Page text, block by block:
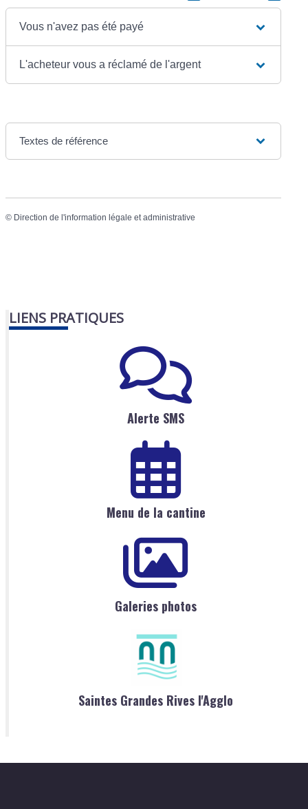
Vous n'avez pas été payé
L'acheteur vous a réclamé de l'argent
Textes de référence
© Direction de l'information légale et administrative
LIENS PRATIQUES
Alerte SMS
Menu de la cantine
Galeries photos
Saintes Grandes Rives l'Agglo